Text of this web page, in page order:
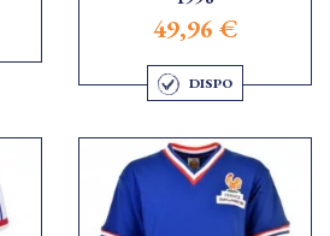
49,96 €
DISPO